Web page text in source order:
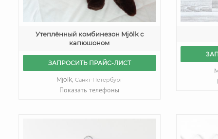
Утеплённый комбинезон Mjölk с
капюшоном
ЗАПРОСИТЬ ПРАЙС-ЛИСТ
Mjolk, Санкт-Петербург
Показать телефоны